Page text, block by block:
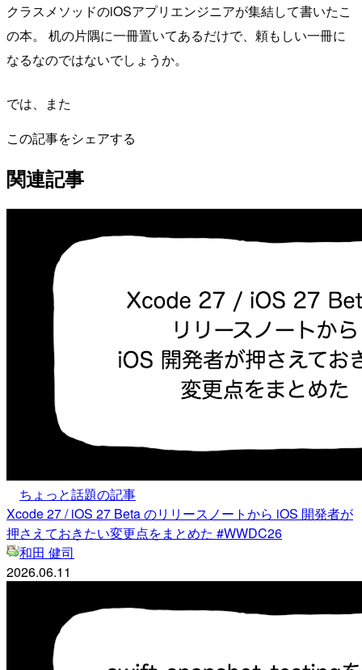
クラスメソッドのiOSアプリエンジニアが集結して書いたこ
の本。 机の片隅に一冊置いてあるだけで、頼もしい一冊に
なるなのではないでしょうか。
では、また
この記事をシェアする
関連記事
ちょっと話題の記事
Xcode 27 / iOS 27 Beta のリリースノートから iOS 開発者が
押さえておきたい変更点をまとめた #WWDC26
和田 健司
2026.06.11